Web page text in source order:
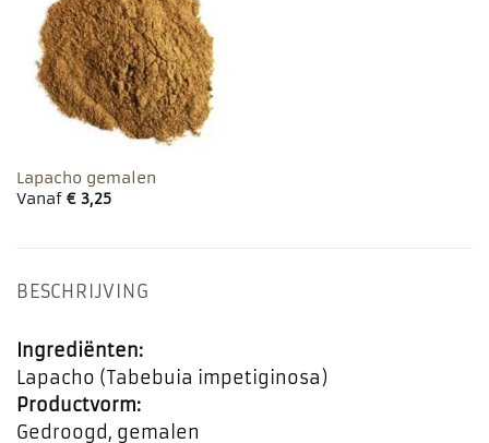
aan
favorieten
Lapacho gemalen
Vanaf €3,25
BESCHRIJVING
Ingrediënten:
Lapacho (Tabebuia impetiginosa)
Productvorm:
Gedroogd, gemalen